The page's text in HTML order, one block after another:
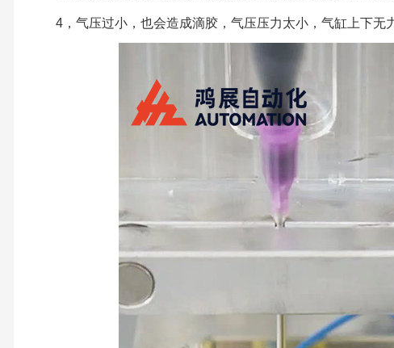
4，气压过小，也会造成滴胶，气压压力太小，气缸上下无